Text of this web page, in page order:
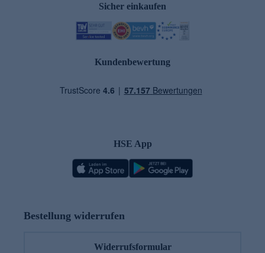
Sicher einkaufen
Kundenbewertung
HSE App
Bestellung widerrufen
Widerrufsformular